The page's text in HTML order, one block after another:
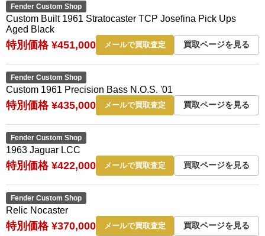
Fender Custom Shop
Custom Built 1961 Stratocaster TCP Josefina Pick Ups
Aged Black
特別価格 ¥451,000 メールで買取査定 買取ページを見る
Fender Custom Shop
Custom 1961 Precision Bass N.O.S. '01
特別価格 ¥435,000 メールで買取査定 買取ページを見る
Fender Custom Shop
1963 Jaguar LCC
特別価格 ¥422,000 メールで買取査定 買取ページを見る
Fender Custom Shop
Relic Nocaster
特別価格 ¥370,000 メールで買取査定 買取ページを見る